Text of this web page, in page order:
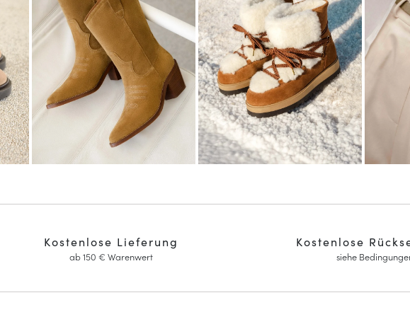
Kostenlose Lieferung
ab 150 € Warenwert
Kostenlose
siehe